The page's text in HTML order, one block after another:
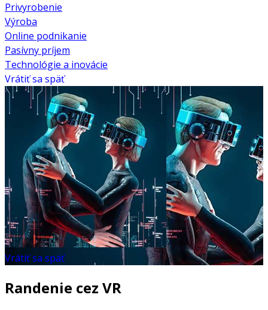
Privyrobenie
Výroba
Online podnikanie
Pasívny príjem
Technológie a inovácie
Vrátiť sa späť
Vrátiť sa späť
Randenie cez VR